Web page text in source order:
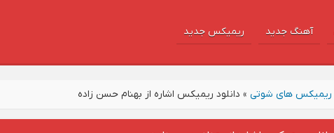
آهنگ‌ جدید ریمیکس جدید
ریمیکس های شوتی » دانلود ریمیکس اشاره از بهنام حسن زاده